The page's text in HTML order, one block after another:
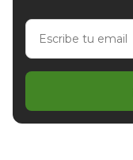
Escribe
email